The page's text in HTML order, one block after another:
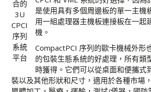
合的
3U
CPCI
序列
系統
平台
是使用具有多個周邊板的單一主機
用一組處理器主機板連接板在一起
機。
CompactPCI 序列的歐卡機械外形
的包裝生態系統的好處理，所有類
時獲得。它們可以從桌面和便攜式
裝以及其他形狀和尺寸，適用於各種市場